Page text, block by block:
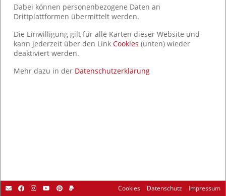
Dabei können personenbezogene Daten an
Drittplattformen übermittelt werden.
Die Einwilligung gilt für alle Karten dieser Website und
kann jederzeit über den Link Cookies (unten) wieder
deaktiviert werden.
Mehr dazu in der Datenschutzerklärung
Cookies Datenschutz Impressum